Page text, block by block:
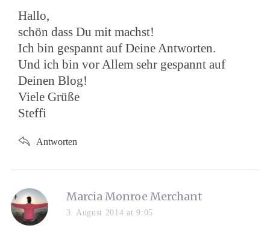
:
Hallo,
schön dass Du mit machst!
Ich bin gespannt auf Deine Antworten.
Und ich bin vor Allem sehr gespannt auf
Deinen Blog!
Viele Grüße
Steffi
Antworten
s
a
Marcia Monroe Merchant
3. August 2014 at 9:05